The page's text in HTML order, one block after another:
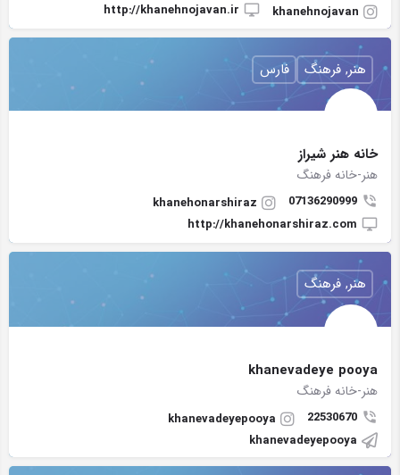
khanehnojavan
http://khanehnojavan.ir
خانه هنر شیراز
هنر-خانه فرهنگ
07136290999
khanehonarshiraz
http://khanehonarshiraz.com
هنر, فرهنگ فارس
khanevadeye pooya
هنر-خانه فرهنگ
22530670
khanevadeyepooya
khanevadeyepooya
هنر, فرهنگ